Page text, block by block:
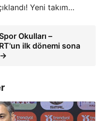
Yeni takım…
Okulları –
ilk dönemi sona